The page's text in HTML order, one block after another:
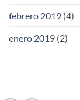
febrero 2019 (4)
enero 2019 (2)